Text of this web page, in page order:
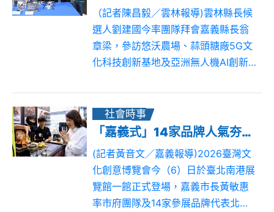
（記者陳昌毅／雲林報導)雲林縣長候
選人劉建國今率團隊拜會嘉義縣長翁
章梁，參訪悠沃農場、蒜頭糖廠5G文
化科技創新基地及亞洲無人機AI創新
解嘉義縣近年推動智慧農業、文化科
技、AI應用及無人機產業聚落的成
果，並就產...
社會時事
「嘉義式」14家品牌人氣夯！黃敏惠率隊前進文博會分享
(記者黃音文／嘉義報導)2026臺灣文
化創意博覽會今（6）日於臺北南港展
覽館一館正式登場，嘉義市長黃敏惠
率市府團隊及14家參展品牌代表北上